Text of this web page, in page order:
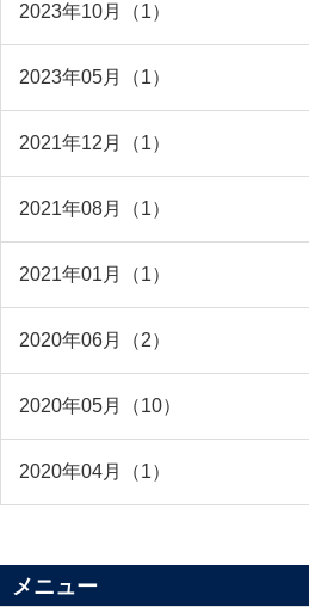
2023年10月（1）
2023年05月（1）
2021年12月（1）
2021年08月（1）
2021年01月（1）
2020年06月（2）
2020年05月（10）
2020年04月（1）
メニュー